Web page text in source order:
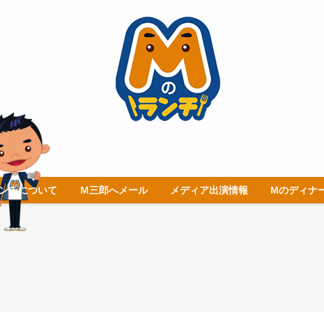
チについて Ｍ三郎へメール メディア出演情報 Mのディナ